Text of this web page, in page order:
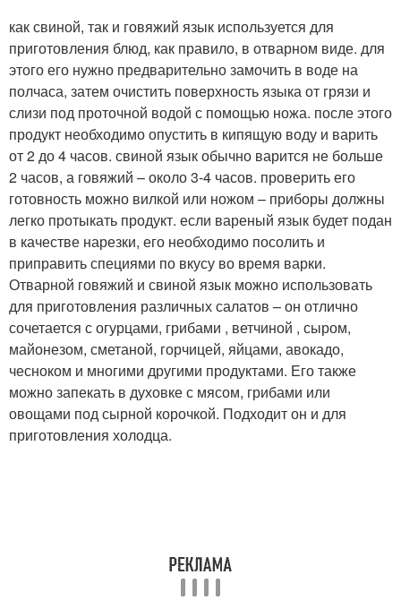
как свиной, так и говяжий язык используется для
приготовления блюд, как правило, в отварном виде. для
этого его нужно предварительно замочить в воде на
полчаса, затем очистить поверхность языка от грязи и
слизи под проточной водой с помощью ножа. после этого
продукт необходимо опустить в кипящую воду и варить
от 2 до 4 часов. свиной язык обычно варится не больше
2 часов, а говяжий – около 3-4 часов. проверить его
готовность можно вилкой или ножом – приборы должны
легко протыкать продукт. если вареный язык будет подан
в качестве нарезки, его необходимо посолить и
приправить специями по вкусу во время варки.
Отварной говяжий и свиной язык можно использовать
для приготовления различных салатов – он отлично
сочетается с огурцами, грибами , ветчиной , сыром,
майонезом, сметаной, горчицей, яйцами, авокадо,
чесноком и многими другими продуктами. Его также
можно запекать в духовке с мясом, грибами или
овощами под сырной корочкой. Подходит он и для
приготовления холодца.